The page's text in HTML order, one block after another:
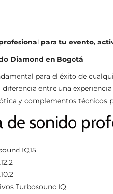
para tu evento,
Diamond en Bogotá
para el éxito de
diferencia entre una
y complementos técnicos
de sonido
IQ15
Turbosound IQ